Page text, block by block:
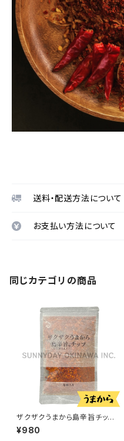
送料・配送方法について
お支払い方法について
同じカテゴリの商品
ザクザクうまから島辛旨チップ 1
00g スパイスチップ
¥980